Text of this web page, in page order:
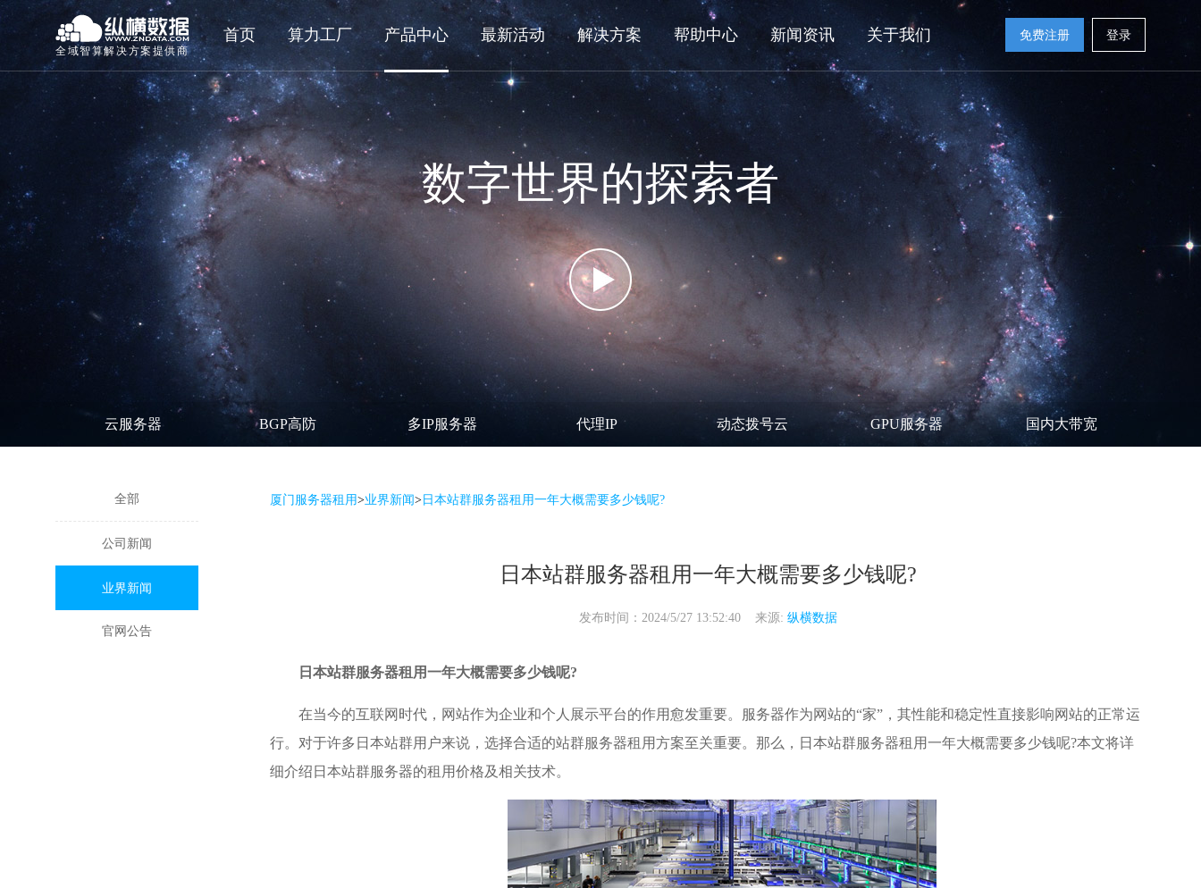
全域智算解决方案提供商
首页 算力工厂 产品中心 最新活动 解决方案 帮助中心 新闻资讯 关于我们 免费注册 登录
数字世界的探索者
云服务器 BGP高防 多IP服务器 代理IP 动态拨号云 GPU服务器 国内大带宽
全部
公司新闻
业界新闻
官网公告
厦门服务器租用>业界新闻> 日本站群服务器租用一年大概需要多少钱呢?
日本站群服务器租用一年大概需要多少钱呢?
发布时间：2024/5/27 13:52:40 来源: 纵横数据
日本站群服务器租用一年大概需要多少钱呢?
在当今的互联网时代，网站作为企业和个人展示平台的作用愈发重要。服务器作为网站的“家”，其性能和稳定性直接影响网站的正常运
行。对于许多日本站群用户来说，选择合适的站群服务器租用方案至关重要。那么，日本站群服务器租用一年大概需要多少钱呢?本文将详
细介绍日本站群服务器的租用价格及相关技术。